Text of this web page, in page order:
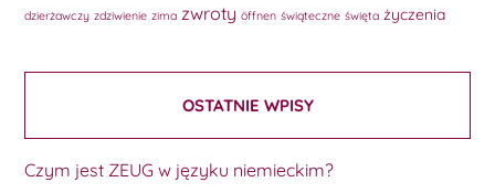
dzierżawczy zdziwienie zima zwroty öffnen świąteczne święta życzenia
OSTATNIE WPISY
Czym jest ZEUG w języku niemieckim?